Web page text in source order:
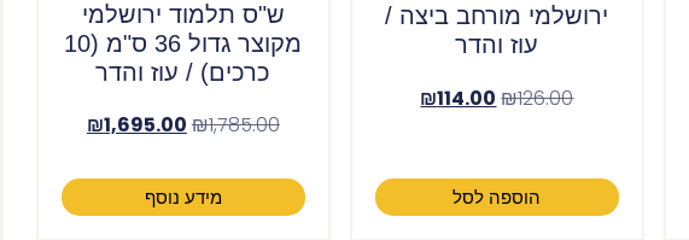
ירושלמי מורחב ביצה /
עוז והדר
₪126.00
₪114.00
הוספה לסל
ש"ס תלמוד ירושלמי
מקוצר גדול 36 ס"מ (10
כרכים) / עוז והדר
₪1,785.00
₪1,695.00
מידע נוסף